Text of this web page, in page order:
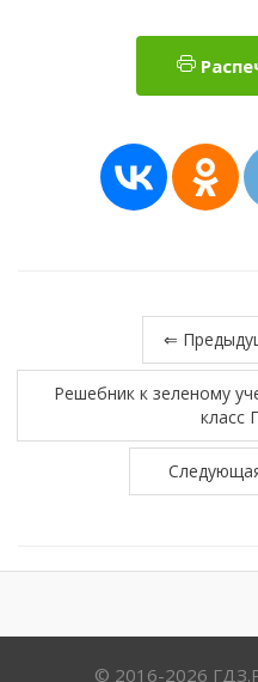
⇐
Решебник к зеленому
класс
© 2016-2026